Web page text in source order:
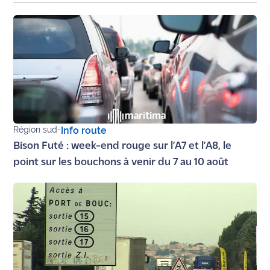
rouge
Maritima
L'anecdote
de Jeff
C'est
mon
club
Les
Maritima
Bon
plan
sortie
Nous
contacter
Région sud- Info route
Bison Futé : week-end rouge sur l’A7 et l’A8, le
point sur les bouchons à venir du 7 au 10 août